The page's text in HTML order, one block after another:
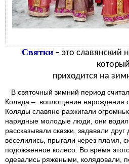
Святки – это славянский
который
приходится на
В святочный зимний период
Коляда – воплощение нарождения
Коляды славяне разжигали
нарядные молодые люди, они
рассказывали сказки, задавали друг
веселились, прыгали через пламя,
подожженное колесо. Во время
одевались ряжеными, колядовали,